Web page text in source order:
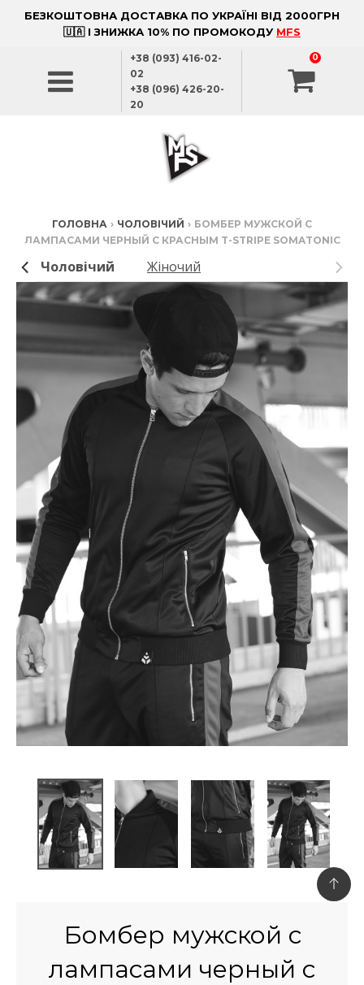
БЕЗКОШТОВНА ДОСТАВКА ПО УКРАЇНІ ВІД 2000ГРН
🇺🇦 І ЗНИЖКА 10% ПО ПРОМОКОДУ MFS
+38 (093) 416-02-
02
+38 (096) 426-20-
20
0
ГОЛОВНА › ЧОЛОВІЧИЙ › БОМБЕР МУЖСКОЙ С
ЛАМПАСАМИ ЧЕРНЫЙ С КРАСНЫМ T-STRIPE SOMATONIC
Чоловічий Жіночий
Бомбер мужской с
лампасами черный с